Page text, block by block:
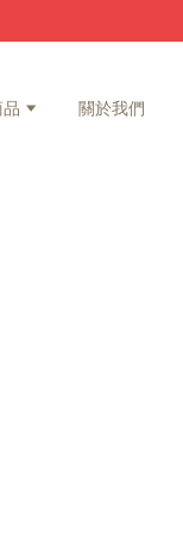
品 關於我們